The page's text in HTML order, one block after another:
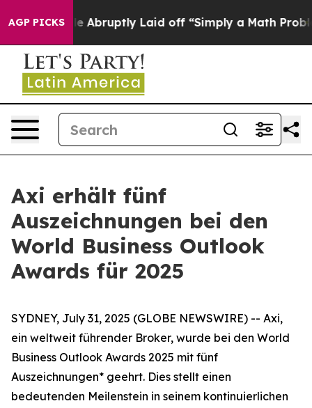
AGP PICKS
People Abruptly Laid off “Simply a Math Problem
Axi erhält fünf
Auszeichnungen bei den
World Business Outlook
Awards für 2025
SYDNEY, July 31, 2025 (GLOBE NEWSWIRE) -- Axi,
ein weltweit führender Broker, wurde bei den World
Business Outlook Awards 2025 mit fünf
Auszeichnungen* geehrt. Dies stellt einen
bedeutenden Meilenstein in seinem kontinuierlichen